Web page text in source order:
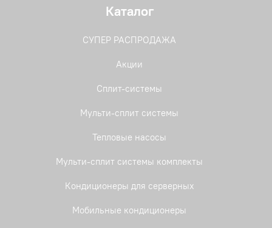
Каталог
СУПЕР РАСПРОДАЖА
Акции
Сплит-системы
Мульти-сплит системы
Тепловые насосы
Мульти-сплит системы комплекты
Кондиционеры для серверных
Мобильные кондиционеры